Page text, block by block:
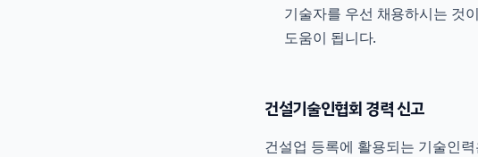
기술자를 우선 채용하시는 것
도움이 됩니다.
건설기술인협회 경력 신고
건설업 등록에 활용되는 기술인